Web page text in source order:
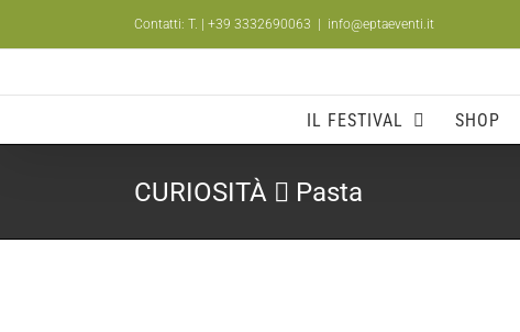
Contatti: T. | +39 3332690063 info@eptaeventi.it
IL FESTIVAL SHOP
CURIOSITÀ Pasta